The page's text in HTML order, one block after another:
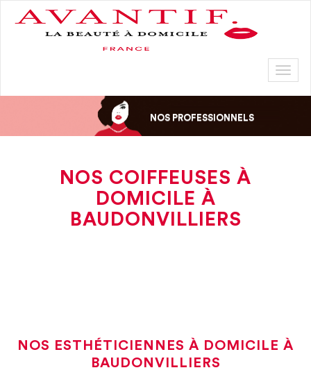
NOS PROFESSIONNELS
NOS COIFFEUSES À
DOMICILE À
BAUDONVILLIERS
NOS ESTHÉTICIENNES À DOMICILE À
BAUDONVILLIERS